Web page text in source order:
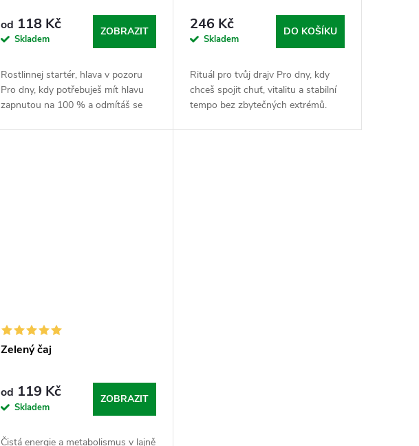
od 118 Kč
Skladem
ZOBRAZIT
Rostlinnej startér, hlava v pozoru
Pro dny, kdy potřebuješ mít hlavu
zapnutou na 100 % a odmítáš se
246 Kč
Skladem
DO KOŠÍKU
Rituál pro tvůj drajv Pro dny, kdy
chceš spojit chuť, vitalitu a stabilní
tempo bez zbytečných extrémů.
Zelený čaj
od 119 Kč
Skladem
ZOBRAZIT
Čistá energie a metabolismus v lajně